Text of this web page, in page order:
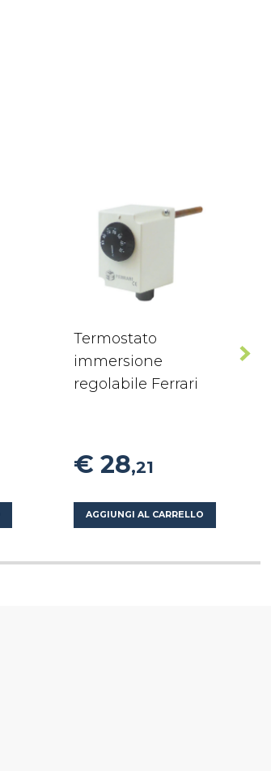
Termostato
immersione
regolabile Ferrari
€ 28,21
AGGIUNGI AL CARRELLO